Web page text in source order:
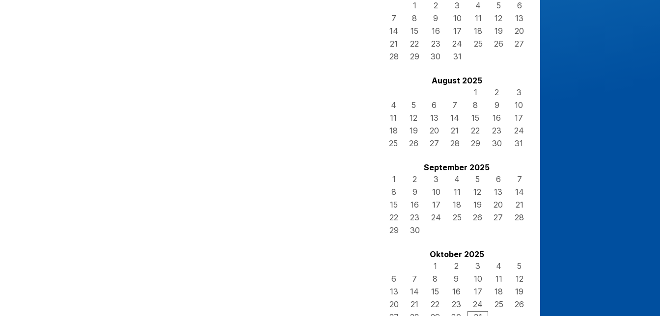
1
2 3 4 5
6
7
8 9 10 11 12
13
14
15 16 17 18 19
20
21
22 23 24 25 26
27
28
29 30 31
August 2025
1
2
3
4
5 6 7 8 9
10
11
12 13 14 15 16
17
18
19 20 21 22 23
24
25
26 27 28 29 30 31
September 2025
1
2 3 4 5 6
7
8
9 10 11 12 13
14
15
16 17 18 19 20
21
22
23 24 25 26 27
28
29
30
Oktober 2025
1
2 3 4
5
6
7 8 9 10 11
12
13
14 15 16 17 18
19
20
21 22 23 24 25
26